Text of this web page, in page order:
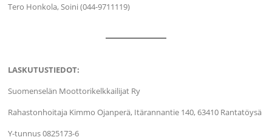
Tero Honkola, Soini (044-9711119)
LASKUTUSTIEDOT:
Suomenselän Moottorikelkkailijat Ry
Rahastonhoitaja Kimmo Ojanperä, Itärannantie 140, 63410 Rantatöysä
Y-tunnus 0825173-6